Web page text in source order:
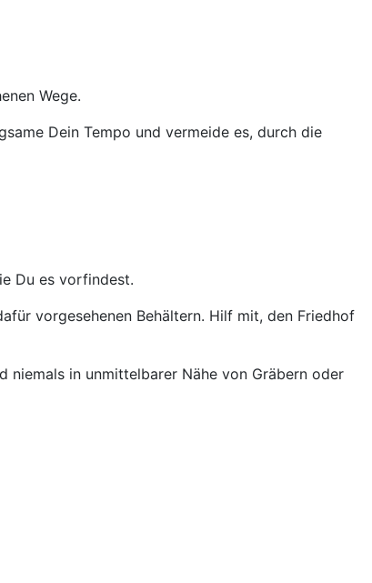
Wege.
Dein Tempo und vermeide es, durch die
Du es vorfindest.
vorgesehenen Behältern. Hilf mit, den Friedhof
niemals in unmittelbarer Nähe von Gräbern oder